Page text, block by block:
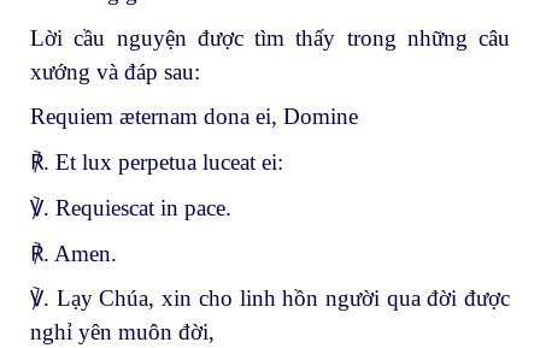
Lời cầu nguyện được tìm thấy trong những câu
xướng và đáp sau:
Requiem æternam dona ei, Domine
℟. Et lux perpetua luceat ei:
℣. Requiescat in pace.
℟. Amen.
℣. Lạy Chúa, xin cho linh hồn người qua đời được
nghỉ yên muôn đời,